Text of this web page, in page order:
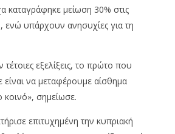
καταγράφηκε μείωση 30% στις
ενώ υπάρχουν ανησυχίες για τη
εξελίξεις, το πρώτο που
είναι να μεταφέρουμε αίσθημα
κοινό», σημείωσε.
επιτυχημένη την κυπριακή